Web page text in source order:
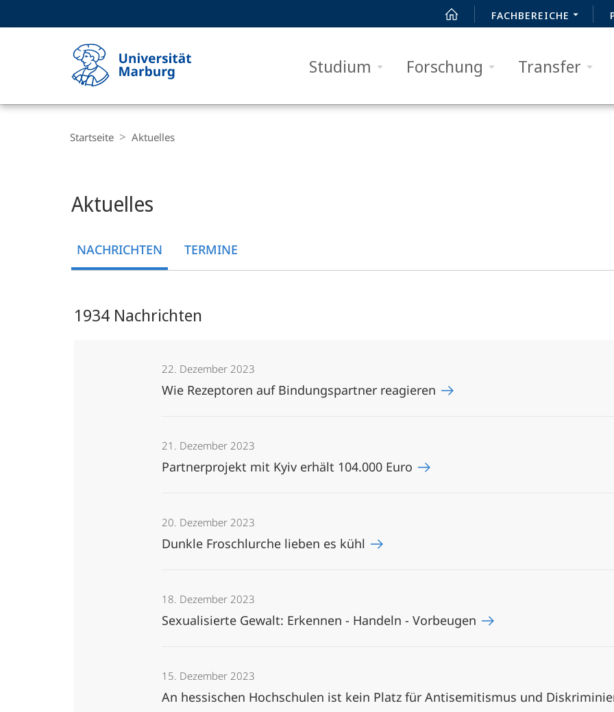
FACHBEREICHE
Studium Forschung Transfer
Philipps-
Marburg
Navigation
Startseite Aktuelles
Aktuelles
NACHRICHTEN TERMINE
1934 Nachrichten
22. Dezember 2023
Wie Rezeptoren auf Bindungspartner reagieren
21. Dezember 2023
Partnerprojekt mit Kyiv erhält 104.000 Euro
20. Dezember 2023
Dunkle Froschlurche lieben es kühl
18. Dezember 2023
Sexualisierte Gewalt: Erkennen - Handeln - Vorbeugen
15. Dezember 2023
An hessischen Hochschulen ist kein Platz für Antisemitismus und